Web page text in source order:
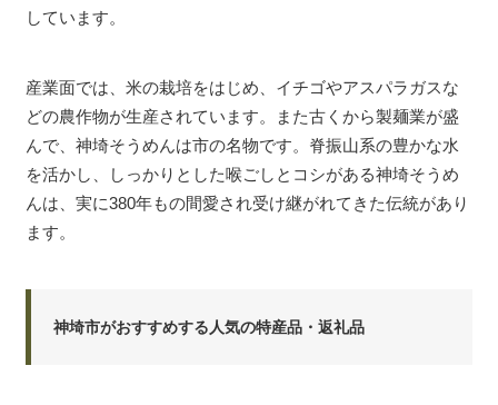
しています。
産業面では、米の栽培をはじめ、イチゴやアスパラガスな
どの農作物が生産されています。また古くから製麺業が盛
んで、神埼そうめんは市の名物です。脊振山系の豊かな水
を活かし、しっかりとした喉ごしとコシがある神埼そうめ
んは、実に380年もの間愛され受け継がれてきた伝統があり
ます。
神埼市がおすすめする人気の特産品・返礼品